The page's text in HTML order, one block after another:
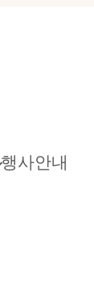
행사안내